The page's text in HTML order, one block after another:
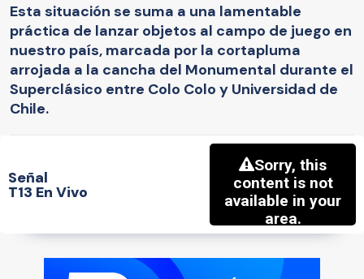
Esta situación se suma a una lamentable
práctica de lanzar objetos al campo de juego en
nuestro país, marcada por la cortapluma
arrojada a la cancha del Monumental durante el
Superclásico entre Colo Colo y Universidad de
Chile.
Señal
T13 En Vivo